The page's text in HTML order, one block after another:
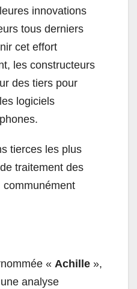
innovations
tous derniers
cet effort
les constructeurs
des tiers pour
logiciels
tierces les plus
traitement des
communément
« Achille »,
analyse